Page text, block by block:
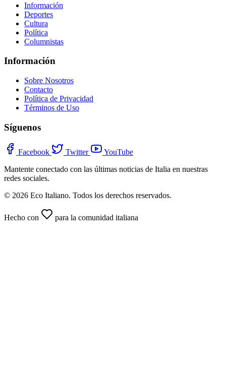
Información
Deportes
Cultura
Política
Columnistas
Información
Sobre Nosotros
Contacto
Política de Privacidad
Términos de Uso
Síguenos
Facebook Twitter
YouTube
Mantente conectado con las últimas noticias de Italia en nuestras
redes sociales.
© 2026 Eco Italiano. Todos los derechos reservados.
Hecho con para la comunidad italiana